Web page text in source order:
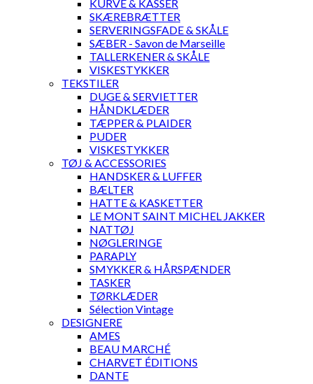
KURVE & KASSER
SKÆREBRÆTTER
SERVERINGSFADE & SKÅLE
SÆBER - Savon de Marseille
TALLERKENER & SKÅLE
VISKESTYKKER
TEKSTILER
DUGE & SERVIETTER
HÅNDKLÆDER
TÆPPER & PLAIDER
PUDER
VISKESTYKKER
TØJ & ACCESSORIES
HANDSKER & LUFFER
BÆLTER
HATTE & KASKETTER
LE MONT SAINT MICHEL JAKKER
NATTØJ
NØGLERINGE
PARAPLY
SMYKKER & HÅRSPÆNDER
TASKER
TØRKLÆDER
Sélection Vintage
DESIGNERE
AMES
BEAU MARCHÉ
CHARVET ÉDITIONS
DANTE